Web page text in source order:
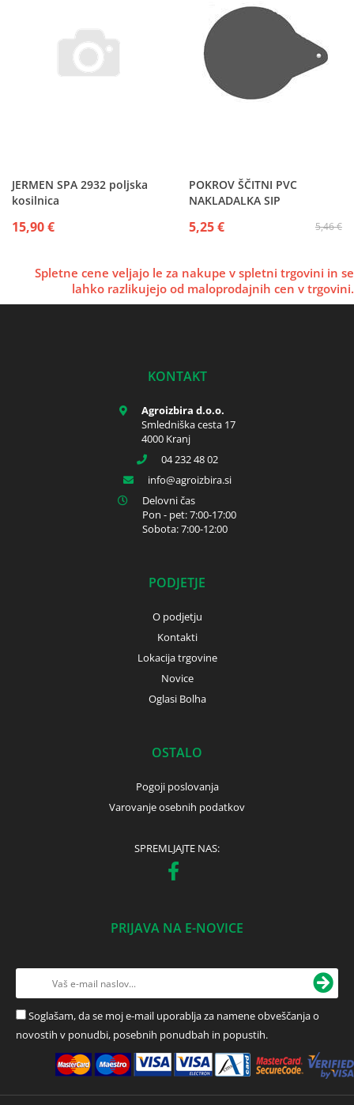
JERMEN SPA 2932 poljska
kosilnica
15,90 €
POKROV ŠČITNI PVC
NAKLADALKA SIP
5,46 €
5,25 €
Spletne cene veljajo le za nakupe v spletni trgovini in se
lahko razlikujejo od maloprodajnih cen v trgovini.
KONTAKT
Agroizbira d.o.o.
Smledniška cesta 17
4000 Kranj
04 232 48 02
info
agroizbira.si
Delovni čas
Pon - pet: 7:00-17:00
Sobota: 7:00-12:00
PODJETJE
O podjetju
Kontakti
Lokacija trgovine
Novice
Oglasi Bolha
OSTALO
Pogoji poslovanja
Varovanje osebnih podatkov
SPREMLJAJTE NAS:
PRIJAVA NA E-NOVICE
Soglašam, da se moj e-mail uporablja za namene obveščanja o
novostih v ponudbi, posebnih ponudbah in popustih.